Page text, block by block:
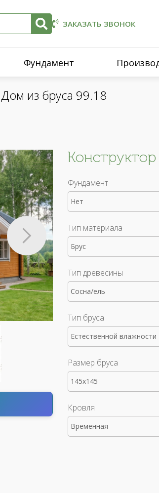
ЗАКАЗАТЬ ЗВОНОК
Фундамент
Дом из бруса 99.18
Конструктор
Фундамент
Нет
Тип материала
Брус
Тип древесины
Сосна/ель
Тип бруса
Естественной влажности
Размер бруса
145x145
Кровля
Временная